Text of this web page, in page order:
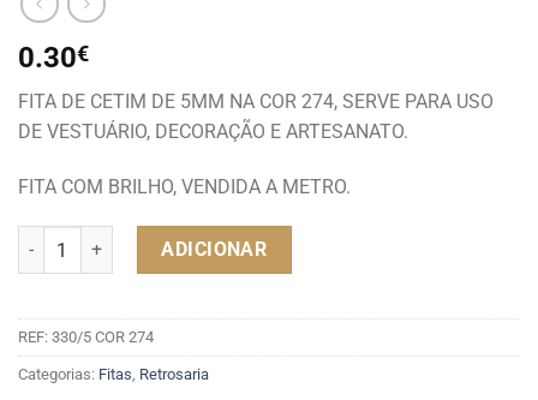
0.30€
FITA DE CETIM DE 5MM NA COR 274, SERVE PARA USO
DE VESTUÁRIO, DECORAÇÃO E ARTESANATO.
FITA COM BRILHO, VENDIDA A METRO.
Quantidade de FITA 5MM COR 274
ADICIONAR
REF: 330/5 COR 274
Categorias: Fitas, Retrosaria